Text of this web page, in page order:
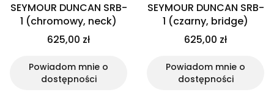
SEYMOUR DUNCAN SRB-
1 (chromowy, neck)
625,00 zł
Powiadom mnie o
dostępności
SEYMOUR DUNCAN SRB-
1 (czarny, bridge)
625,00 zł
Powiadom mnie o
dostępności